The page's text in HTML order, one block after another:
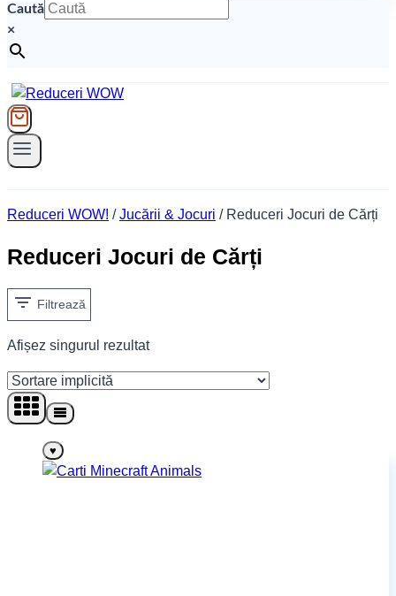
Caută
×
Reduceri WOW! /Jucării & Jocuri / Reduceri Jocuri de Cărți
Reduceri Jocuri de Cărți
Filtrează
Afișez singurul rezultat
♥